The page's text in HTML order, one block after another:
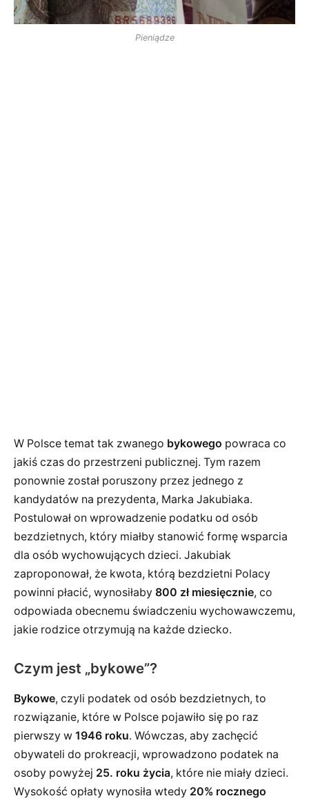
Pieniądze
W Polsce temat tak zwanego bykowego powraca co
jakiś czas do przestrzeni publicznej. Tym razem
ponownie został poruszony przez jednego z
kandydatów na prezydenta, Marka Jakubiaka.
Postulował on wprowadzenie podatku od osób
bezdzietnych, który miałby stanowić formę wsparcia
dla osób wychowujących dzieci. Jakubiak
zaproponował, że kwota, którą bezdzietni Polacy
powinni płacić, wynosiłaby 800 zł miesięcznie, co
odpowiada obecnemu świadczeniu wychowawczemu,
jakie rodzice otrzymują na każde dziecko.
Czym jest „bykowe”?
Bykowe, czyli podatek od osób bezdzietnych, to
rozwiązanie, które w Polsce pojawiło się po raz
pierwszy w 1946 roku. Wówczas, aby zachęcić
obywateli do prokreacji, wprowadzono podatek na
osoby powyżej 25. roku życia, które nie miały dzieci.
Wysokość opłaty wynosiła wtedy 20% rocznego